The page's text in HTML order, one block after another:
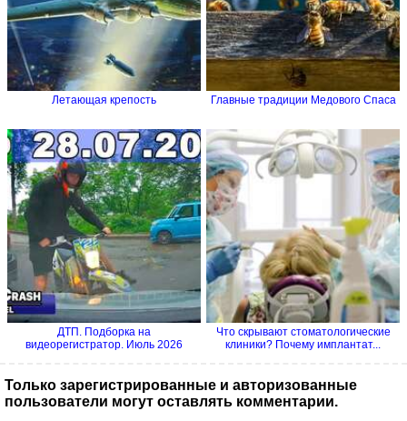
Летающая крепость Главные традиции Медового Спаса
ДТП. Подборка на
видеорегистратор. Июль 2026
Что скрывают стоматологические
клиники? Почему имплантат...
Только зарегистрированные и авторизованные
пользователи могут оставлять комментарии.